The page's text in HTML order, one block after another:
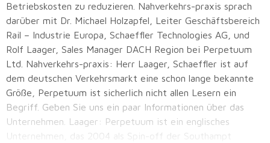
Betriebskosten zu reduzieren. Nahverkehrs-praxis sprach
darüber mit Dr. Michael Holzapfel, Leiter Geschäftsbereich
Rail – Industrie Europa, Schaeffler Technologies AG, und
Rolf Laager, Sales Manager DACH Region bei Perpetuum
Ltd. Nahverkehrs-praxis: Herr Laager, Schaeffler ist auf
dem deutschen Verkehrsmarkt eine schon lange bekannte
Größe, Perpetuum ist sicherlich nicht allen Lesern ein
Begriff. Geben Sie uns ein paar Informationen über das
Unternehmen. Laager: Perpetuum ist ein englisches
Unternehmen, das 2004 als Spin-off der Southampt